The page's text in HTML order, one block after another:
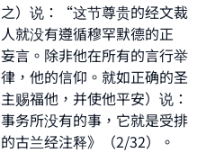
）说：“这节尊贵的经文裁
就没有遵循穆罕默德的正
言。除非他在所有的言行举
，他的信仰。就如正确的圣
赐福他，并使他平安）说：
务所没有的事，它就是受排
古兰经注释》（2/32）。